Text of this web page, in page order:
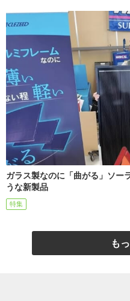
ガラス製なのに「曲がる」ソー
うな新製品
特集
も